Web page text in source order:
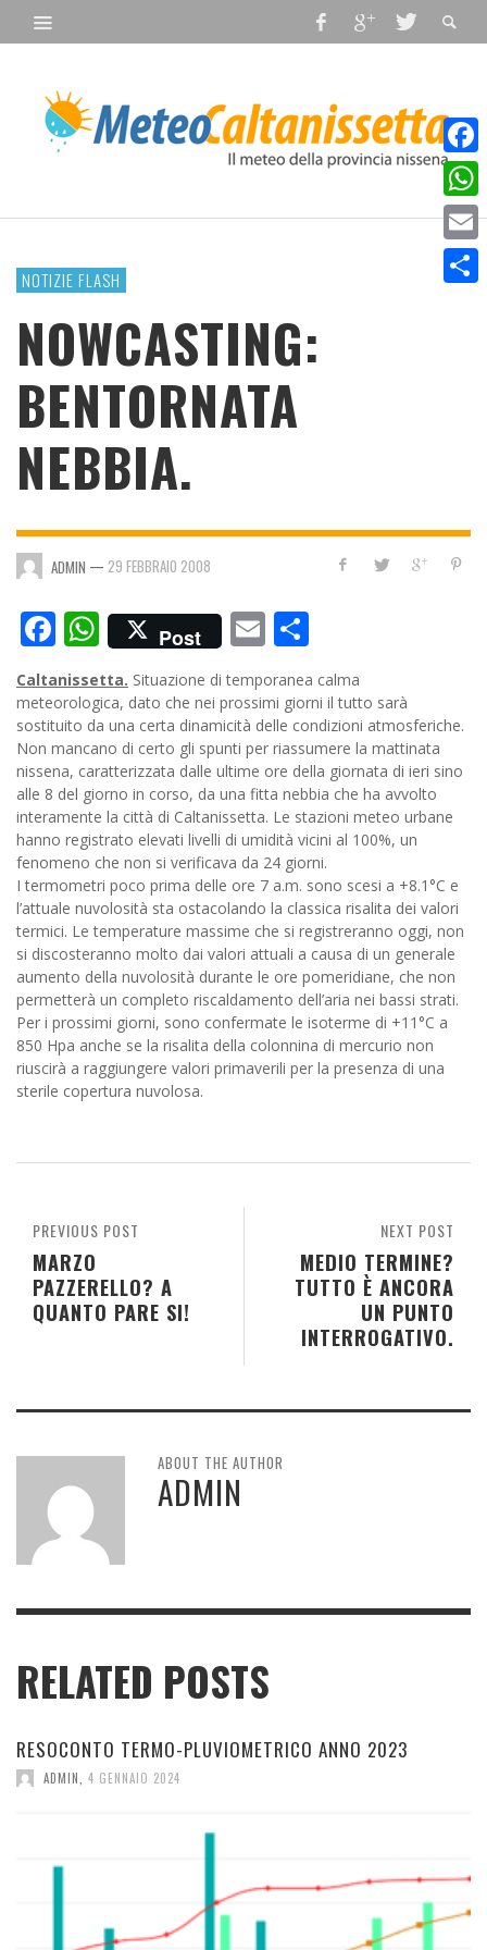
NOTIZIE FLASH
NOWCASTING:
BENTORNATA
NEBBIA.
ADMIN — 29 FEBBRAIO 2008
Facebook
WhatsApp
Post Email
Caltanissetta. Situazione di temporanea calma
meteorologica, dato che nei prossimi giorni il tutto sarà
sostituito da una certa dinamicità delle condizioni atmosferiche.
Non mancano di certo gli spunti per riassumere la mattinata
nissena, caratterizzata dalle ultime ore della giornata di ieri sino
alle 8 del giorno in corso, da una fitta nebbia che ha avvolto
interamente la città di Caltanissetta. Le stazioni meteo urbane
hanno registrato elevati livelli di umidità vicini al 100%, un
fenomeno che non si verificava da 24 giorni.
I termometri poco prima delle ore 7 a.m. sono scesi a +8.1°C e
l’attuale nuvolosità sta ostacolando la classica risalita dei valori
termici. Le temperature massime che si registreranno oggi, non
si discosteranno molto dai valori attuali a causa di un generale
aumento della nuvolosità durante le ore pomeridiane, che non
permetterà un completo riscaldamento dell’aria nei bassi strati.
Per i prossimi giorni, sono confermate le isoterme di +11°C a
850 Hpa anche se la risalita della colonnina di mercurio non
riuscirà a raggiungere valori primaverili per la presenza di una
sterile copertura nuvolosa.
NEXT POST
MEDIO TERMINE?
TUTTO È ANCORA
UN PUNTO
INTERROGATIVO.
PREVIOUS POST
MARZO
PAZZERELLO? A
QUANTO PARE SI!
ABOUT THE AUTHOR
ADMIN
RELATED POSTS
RESOCONTO TERMO-PLUVIOMETRICO ANNO 2023
ADMIN 4 GENNAIO 2024
Email